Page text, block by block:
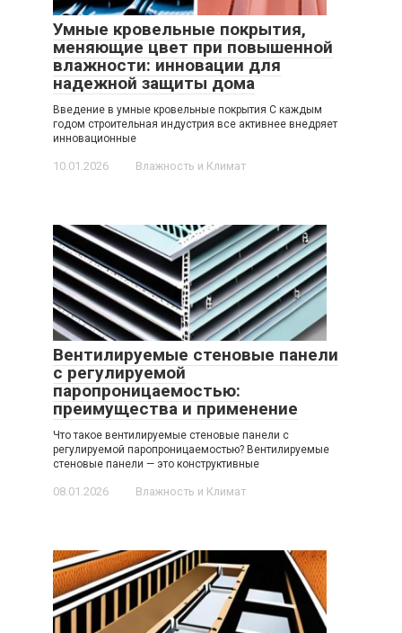
Умные кровельные покрытия,
меняющие цвет при повышенной
влажности: инновации для
надежной защиты дома
Введение в умные кровельные покрытия С каждым
годом строительная индустрия все активнее внедряет
инновационные
10.01.2026 Влажность и Климат
Вентилируемые стеновые панели
с регулируемой
паропроницаемостью:
преимущества и применение
Что такое вентилируемые стеновые панели с
регулируемой паропроницаемостью? Вентилируемые
стеновые панели — это конструктивные
08.01.2026 Влажность и Климат